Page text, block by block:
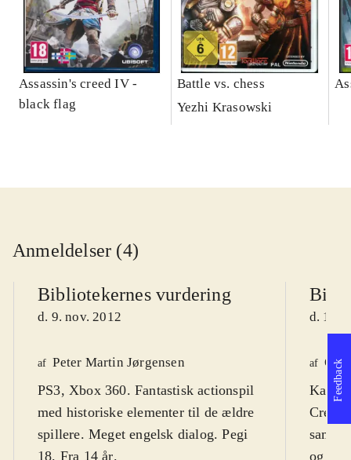
Assassin's creed IV -
black flag
Battle vs. chess
Yezhi Krasowski
Anmeldelser (4)
Bibliotekernes vurdering
d. 9. nov. 2012
af Peter Martin Jørgensen
PS3, Xbox 360. Fantastisk actionspil
med historiske elementer til de ældre
spillere. Meget engelsk dialog. Pegi
18. Fra 14 år.
d. 16.
af Ole
Kan
og
Feedback